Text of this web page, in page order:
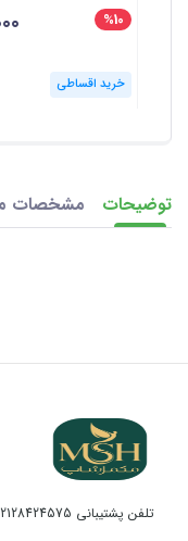
%10
خرید اقساطی
توضیحات مشخصات
تلفن پشتیبانی